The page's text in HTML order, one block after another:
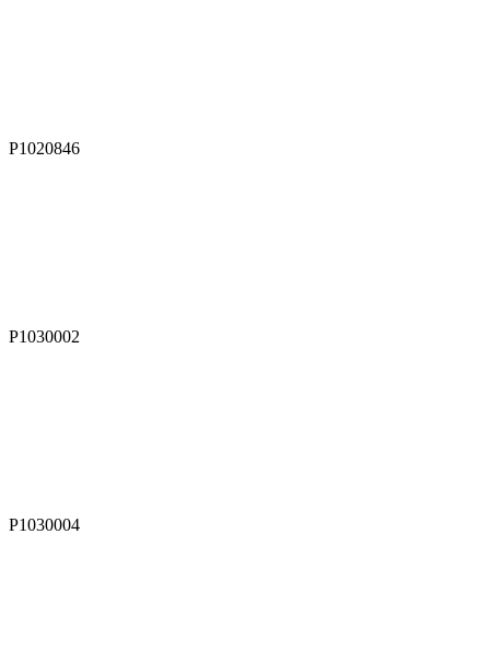
P1020846
P1030002
P1030004